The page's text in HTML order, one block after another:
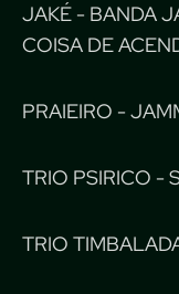
JAKÉ - BANDA
COISA DE
PRAIEIRO -
TRIO PSIRICO -
TRIO